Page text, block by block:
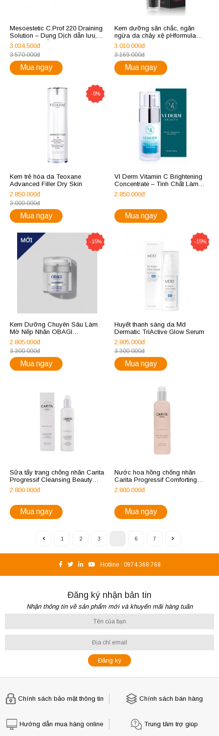
Mesoestetic C.Prof 220 Draining
Solution – Dung Dịch dẫn lưu,
Làm Săn Chắc Da
3.034.500đ
3.570.000đ
Mua ngay
Kem dưỡng săn chắc, ngăn
ngừa da chảy xệ pHformula
POINT extra firm 50ml
3.010.000đ
3.169.000đ
Mua ngay
-5%
Kem trẻ hóa da Teoxane
Advanced Filler Dry Skin
2.850.000đ
3.000.000đ
Mua ngay
VI Derm Vitamin C Brightening
Concentrate – Tinh Chất Làm
Sáng Khỏe Da 30ml
2.850.000đ
Mua ngay
-15%
Kem Dưỡng Chuyên Sâu Làm
Mờ Nếp Nhăn OBAGI
ELASTIDERM LIFT UP &
SCULPT FACIAL CREAM
2.805.000đ
3.300.000đ
Mua ngay
-15%
Huyết thanh sáng da Md
Dermatic TriActive Glow Serum
2.805.000đ
3.300.000đ
Mua ngay
Sữa tẩy trang chống nhăn Carita
Progressif Cleansing Beauty
Emulsion
2.800.000đ
Mua ngay
Nước hoa hồng chống nhăn
Carita Progressif Comforting
Beauty Lotion
2.800.000đ
Mua ngay
1 2 3 6 7
Hotline : 0974.368.768
Đăng ký nhận bản tin
Nhận thông tin về sản phẩm mới và khuyến mãi hàng tuần
Chính sách bảo mật thông tin Chính sách bán hàng
Hướng dẫn mua hàng online Trung tâm trợ giúp